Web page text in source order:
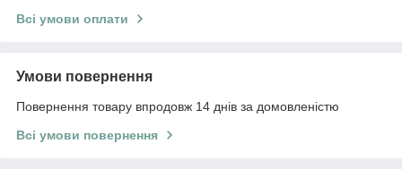
Всі умови оплати
Умови повернення
Повернення товару впродовж 14 днів за домовленістю
Всі умови повернення